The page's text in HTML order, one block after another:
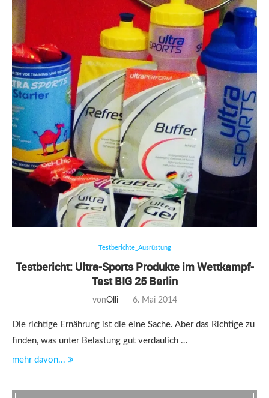
Testberichte_Ausrüstung
Testbericht: Ultra-Sports Produkte im Wettkampf-
Test BIG 25 Berlin
vonOlli 6. Mai 2014
Die richtige Ernährung ist die eine Sache. Aber das Richtige zu
finden, was unter Belastung gut verdaulich …
mehr davon...